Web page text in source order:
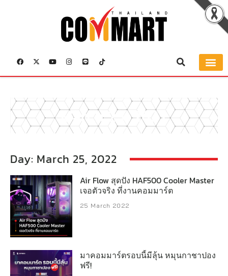
March 25, 2022
Day: March 25, 2022
Air Flow สุดปัง HAF500 Cooler Master
เจอตัวจริง ที่งานคอมมาร์ต
25 March 2022
มาคอมมาร์ตรอบนี้มีลุ้น หมุนกาชาปอง
ฟรี!